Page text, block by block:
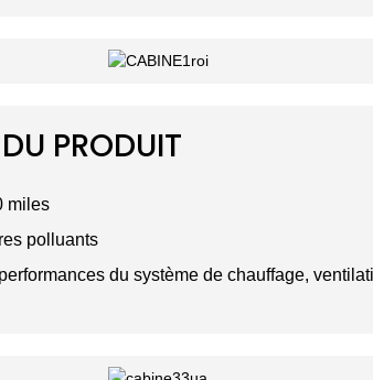
PRODUIT
miles
polluants
du système de chauffage,